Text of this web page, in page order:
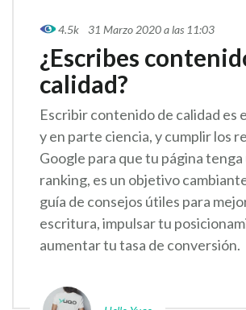
4.5k 31 Marzo 2020 a las 11:03
¿Escribes
calidad?
Escribir contenido de calidad es
y en parte ciencia, y cumplir los
Google para que tu página tenga
ranking, es un objetivo
guía de consejos útiles para
escritura, impulsar tu
aumentar tu tasa de conversión.